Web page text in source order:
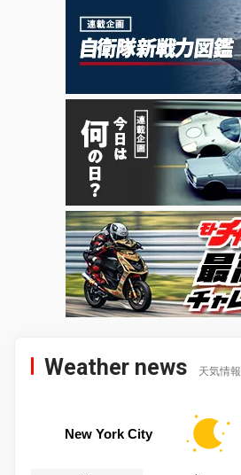
Weather news 天気情報
New York City